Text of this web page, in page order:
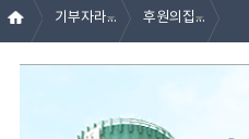
기부자라운지 후원의집 List